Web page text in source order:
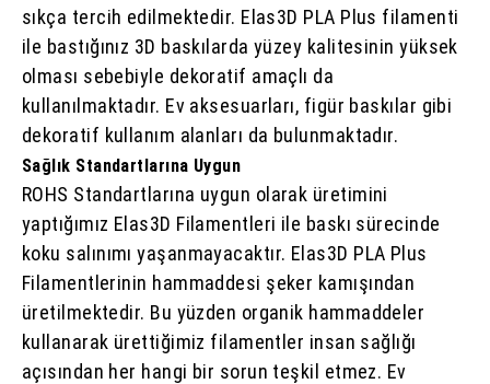
sıkça tercih edilmektedir. Elas3D PLA Plus filamenti
ile bastığınız 3D baskılarda yüzey kalitesinin yüksek
olması sebebiyle dekoratif amaçlı da
kullanılmaktadır. Ev aksesuarları, figür baskılar gibi
dekoratif kullanım alanları da bulunmaktadır.
Sağlık Standartlarına Uygun
ROHS Standartlarına uygun olarak üretimini
yaptığımız Elas3D Filamentleri ile baskı sürecinde
koku salınımı yaşanmayacaktır. Elas3D PLA Plus
Filamentlerinin hammaddesi şeker kamışından
üretilmektedir. Bu yüzden organik hammaddeler
kullanarak ürettiğimiz filamentler insan sağlığı
açısından her hangi bir sorun teşkil etmez. Ev